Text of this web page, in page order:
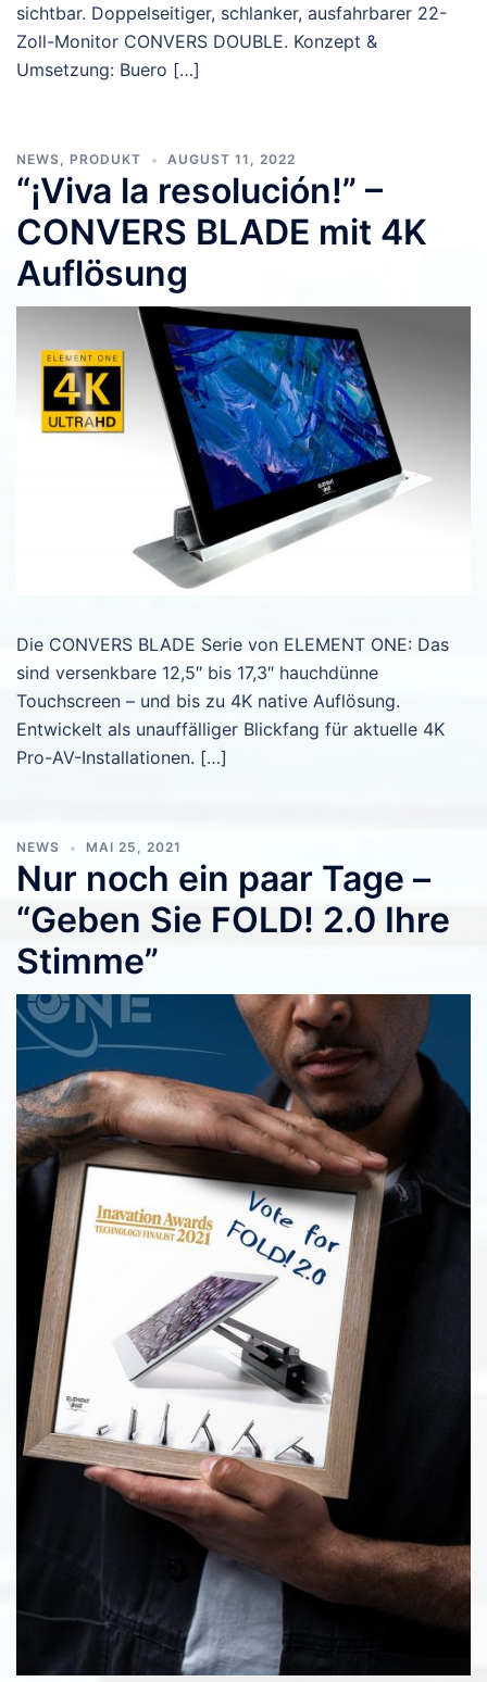
sichtbar. Doppelseitiger, schlanker, ausfahrbarer 22-
Zoll-Monitor CONVERS DOUBLE. Konzept &
Umsetzung: Buero […]
NEWS PRODUKT AUGUST 11, 2022
“¡Viva la resolución!” –
CONVERS BLADE mit 4K
Auflösung
Die CONVERS BLADE Serie von ELEMENT ONE: Das
sind versenkbare 12,5″ bis 17,3″ hauchdünne
Touchscreen – und bis zu 4K native Auflösung.
Entwickelt als unauffälliger Blickfang für aktuelle 4K
Pro-AV-Installationen. […]
NEWS MAI 25, 2021
Nur noch ein paar Tage –
“Geben Sie FOLD! 2.0 Ihre
Stimme”